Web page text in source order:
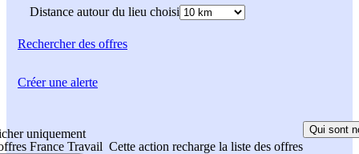
Distance autour du lieu choisi
Rechercherdes offres
uniquement
France Travail Cette action recharge la liste des offres
Qui sont
Créer une alerte